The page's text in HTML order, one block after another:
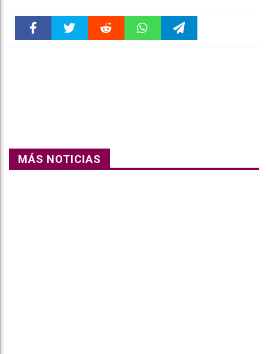
MÁS NOTICIAS